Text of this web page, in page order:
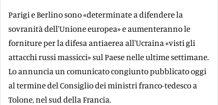
Parigi e Berlino sono «determinate a difendere la
sovranità dell'Unione europea» e aumenteranno le
forniture per la difesa antiaerea all'Ucraina «visti gli
attacchi russi massicci» sul Paese nelle ultime settimane.
Lo annuncia un comunicato congiunto pubblicato oggi
al termine del Consiglio dei ministri franco-tedesco a
Tolone, nel sud della Francia.